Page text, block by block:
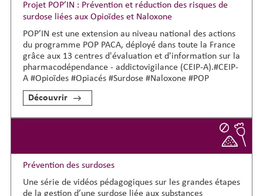
Projet POP’IN : Prévention et réduction des risques de
surdose liées aux Opioïdes et Naloxone
POP’IN est une extension au niveau national des actions
du programme POP PACA, déployé dans toute la France
grâce aux 13 centres d'évaluation et d'information sur la
pharmacodépendance - addictovigilance (CEIP-A).#CEIP-
A #Opioïdes #Opiacés #Surdose #Naloxone #POP
Découvrir
Prévention des surdoses
Une série de vidéos pédagogiques sur les grandes étapes
de la gestion d’une surdose liée aux substances